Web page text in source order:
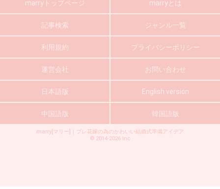
marryトップページ marryとは
記事検索 ジャンル一覧
利用規約 プライバシーポリシー
運営会社 お問い合わせ
日本語版 English version
中国語版 韓国語版
marry[マリー]｜プレ花嫁の為のかわいい結婚式準備アイデア
© 2014-2026 Inc